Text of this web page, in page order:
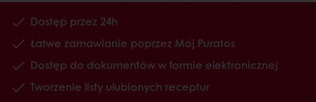
Dostęp przez 24h
Łatwe zamawianie poprzez Mój Puratos
Dostęp do dokumentów w formie elektronicznej
Tworzenie listy ulubionych receptur